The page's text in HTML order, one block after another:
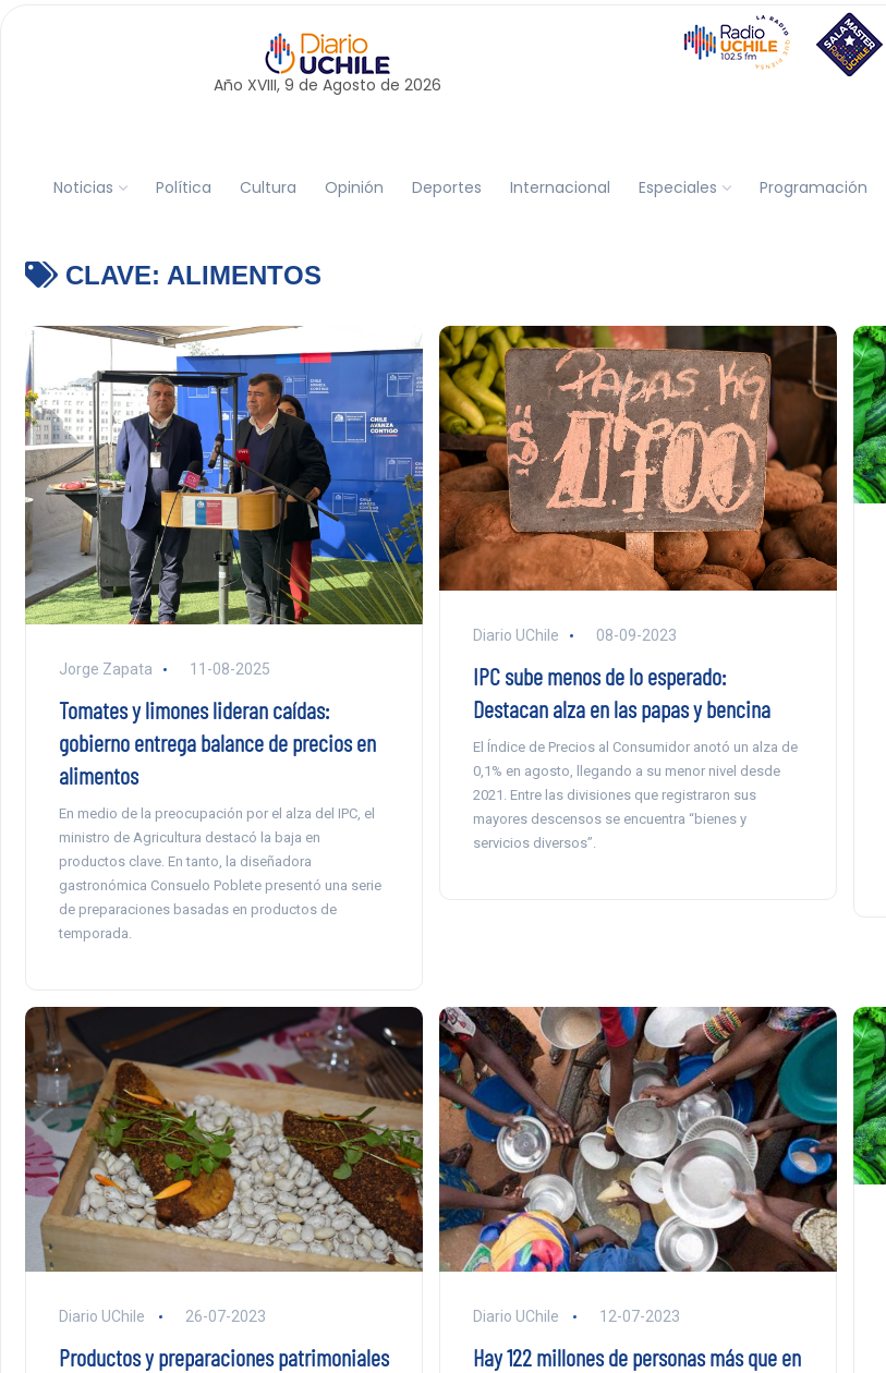
Año XVIII, 9 de Agosto de 2026
Noticias Política Cultura Opinión Deportes Internacional Especiales Programación
CLAVE: ALIMENTOS
Jorge Zapata 11-08-2025
Tomates y limones lideran caídas:
gobierno entrega balance de precios en
alimentos
En medio de la preocupación por el alza del IPC, el
ministro de Agricultura destacó la baja en
productos clave. En tanto, la diseñadora
gastronómica Consuelo Poblete presentó una serie
de preparaciones basadas en productos de
temporada.
Diario UChile 08-09-2023
IPC sube menos de lo esperado:
Destacan alza en las papas y bencina
El Índice de Precios al Consumidor anotó un alza de
0,1% en agosto, llegando a su menor nivel desde
2021. Entre las divisiones que registraron sus
mayores descensos se encuentra “bienes y
servicios diversos”.
Diario UChile 26-07-2023
Productos y preparaciones patrimoniales
Diario UChile 12-07-2023
Hay 122 millones de personas más que en